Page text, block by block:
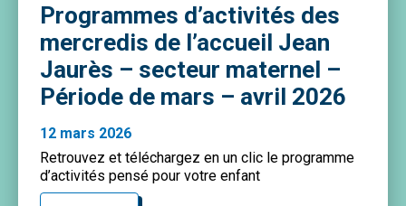
Programmes d’activités des
mercredis de l’accueil Jean
Jaurès – secteur maternel –
Période de mars – avril 2026
12 mars 2026
Retrouvez et téléchargez en un clic le programme
d’activités pensé pour votre enfant